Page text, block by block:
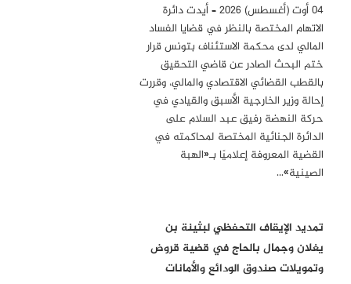
04 أوت (أغسطس) 2026 – أيدت دائرة
الاتهام المختصة بالنظر في قضايا الفساد
المالي لدى محكمة الاستئناف بتونس قرار
ختم البحث الصادر عن قاضي التحقيق
بالقطب القضائي الاقتصادي والمالي، وقررت
إحالة وزير الخارجية الأسبق والقيادي في
حركة النهضة رفيق عبد السلام على
الدائرة الجنائية المختصة لمحاكمته في
القضية المعروفة إعلاميًا بـ«الهبة
الصينية»…
تمديد الإيقاف التحفظي لبثينة بن
يغلان وجمال بالحاج في قضية قروض
وتمويلات صندوق الودائع والأمانات